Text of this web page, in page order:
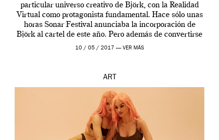
particular universo creativo de Björk, con la Realidad
Virtual como protagonista fundamental. Hace sólo unas
horas Sonar Festival anunciaba la incorporación de
Björk al cartel de este año. Pero además de convertirse
en una de las actuaciones más relevantes […]
10 / 05 / 2017 — VER MÁS
ART